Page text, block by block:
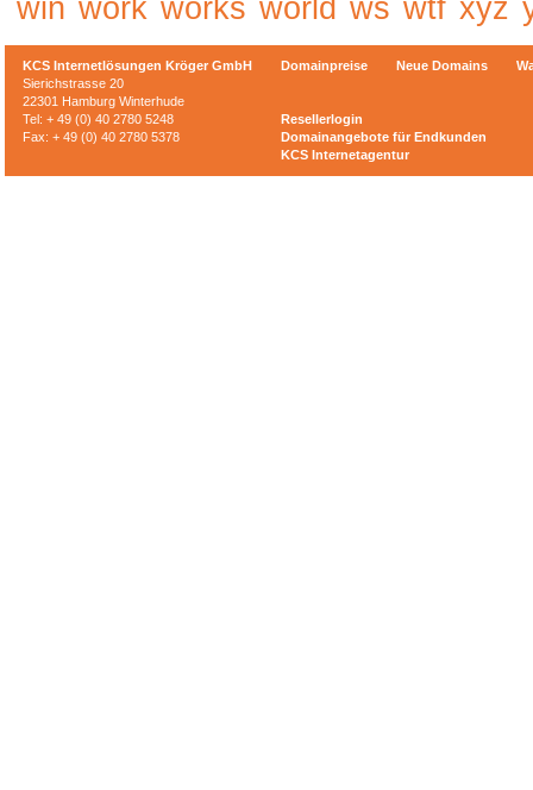
win work works world ws wtf xyz
KCS Internetlösungen Kröger GmbH
Sierichstrasse 20
22301 Hamburg Winterhude
Tel: + 49 (0) 40 2780 5248
Fax: + 49 (0) 40 2780 5378
Domainpreise Neue Domains
Resellerlogin
Domainangebote für Endkunden
KCS Internetagentur